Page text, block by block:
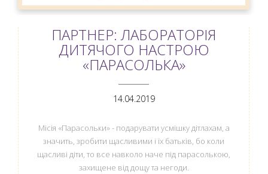
ПАРТНЕР: ЛАБОРАТОРІЯ
ДИТЯЧОГО НАСТРОЮ
«ПАРАСОЛЬКА»
14.04.2019
Місія «Парасольки» - подарувати усмішку дітлахам, а
значить, зробити щасливими і їх батьків, бо коли
щасливі діти, то все навколо наче під парасолькою,
захищене від дощу та негоди.